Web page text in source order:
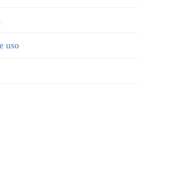
uso